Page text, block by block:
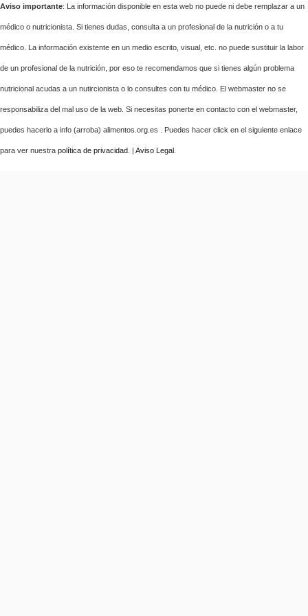
Aviso importante: La información disponible en esta web no puede ni debe remplazar a un
médico o nutricionista. Si tienes dudas, consulta a un profesional de la nutrición o a tu
médico. La información existente en un medio escrito, visual, etc. no puede sustituir la labor
de un profesional de la nutrición, por eso te recomendamos que si tienes algún problema
nutricional acudas a un nutircionista o lo consultes con tu médico. El webmaster no se
responsabiliza del mal uso de la web. Si necesitas ponerte en contacto con el webmaster,
puedes hacerlo a info (arroba) alimentos.org.es . Puedes hacer click en el siguiente enlace
para ver nuestra política de privacidad . | Aviso Legal